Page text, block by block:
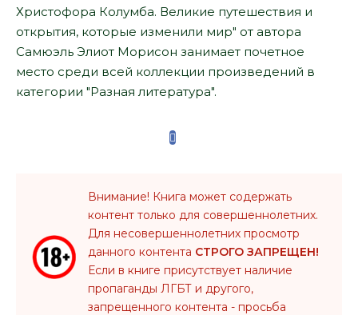
Христофора Колумба. Великие путешествия и
открытия, которые изменили мир" от автора
Самюэль Элиот Морисон занимает почетное
место среди всей коллекции произведений в
категории "Разная литература".
Внимание! Книга может содержать
контент только для совершеннолетних.
Для несовершеннолетних просмотр
данного контента СТРОГО ЗАПРЕЩЕН!
Если в книге присутствует наличие
пропаганды ЛГБТ и другого,
запрещенного контента - просьба